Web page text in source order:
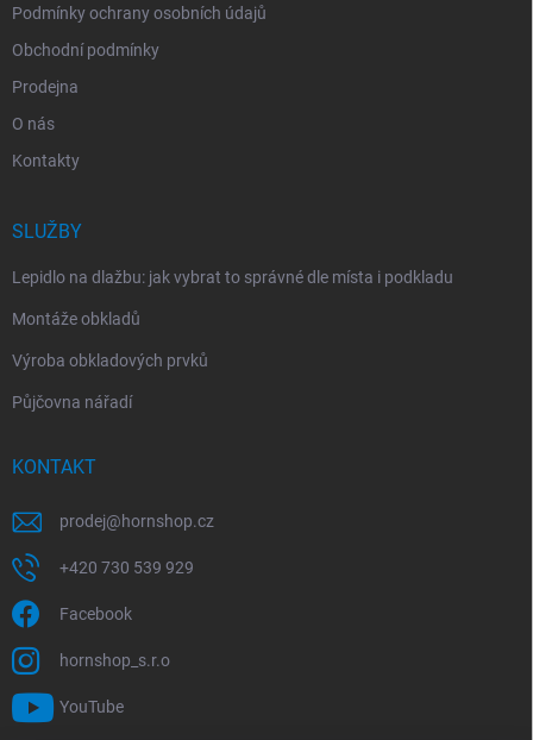
Podmínky ochrany osobních údajů
Obchodní podmínky
Prodejna
O nás
Kontakty
SLUŽBY
Lepidlo na dlažbu: jak vybrat to správné dle místa i podkladu
Montáže obkladů
Výroba obkladových prvků
Půjčovna nářadí
KONTAKT
prodej@hornshop.cz
+420 730 539 929
Facebook
hornshop_s.r.o
YouTube